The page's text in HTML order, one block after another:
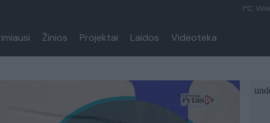
1°C,
Žinios Projektai Laidos Videoteka